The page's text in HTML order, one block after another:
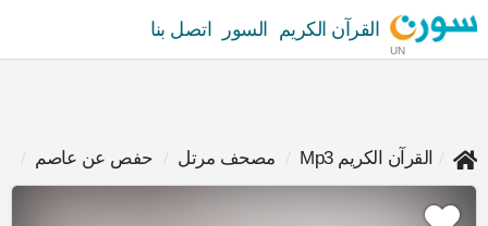
UN
القرآن الكريم السور اتصل بنا
القرآن الكريم Mp3 مصحف مرتل حفص عن عاصم